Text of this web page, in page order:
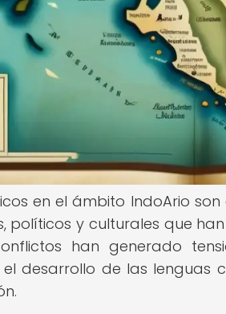
en el ámbito IndoArio
políticos y culturales que
han generado
desarrollo de las lenguas